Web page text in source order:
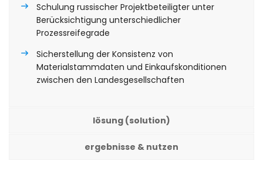
Schulung russischer Projektbeteiligter unter
Berücksichtigung unterschiedlicher
Prozessreifegrade
Sicherstellung der Konsistenz von
Materialstammdaten und Einkaufskonditionen
zwischen den Landesgesellschaften
lösung (solution)
ergebnisse & nutzen